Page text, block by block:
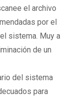
el archivo
por el
sistema. Muy a
de un
del sistema
para